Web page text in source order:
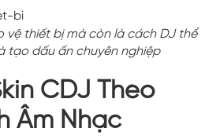
vệ thiết bị mà còn là cách DJ thể
tạo dấu ấn chuyên nghiệp
CDJ Theo
Âm Nhạc